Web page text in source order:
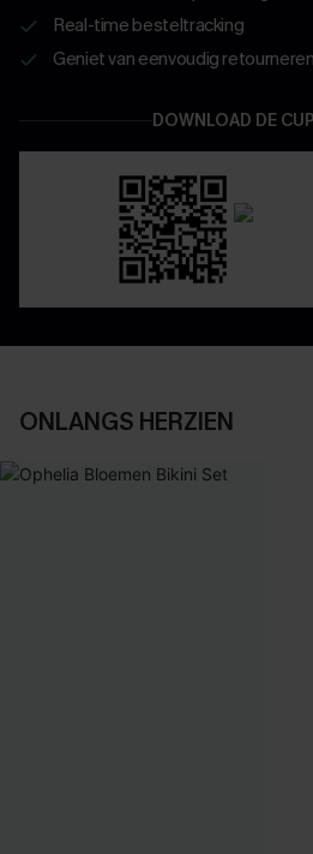
Real-time besteltracking
Geniet van eenvoudig
DOWNLOAD DE
ONLANGS HERZIEN